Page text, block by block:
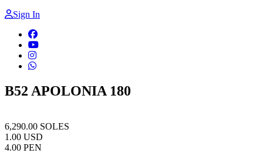
Sign In
B52 APOLONIA 180
6,290.00 SOLES
1.00 USD
4.00 PEN